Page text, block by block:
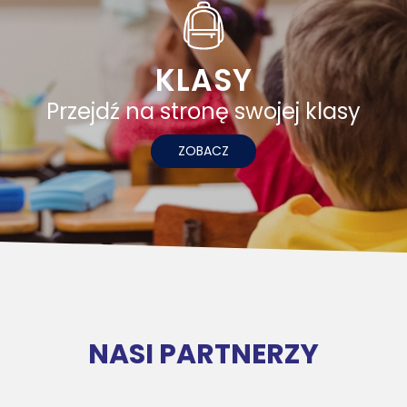
KLASY
Przejdź na stronę swojej klasy
ZOBACZ
NASI PARTNERZY